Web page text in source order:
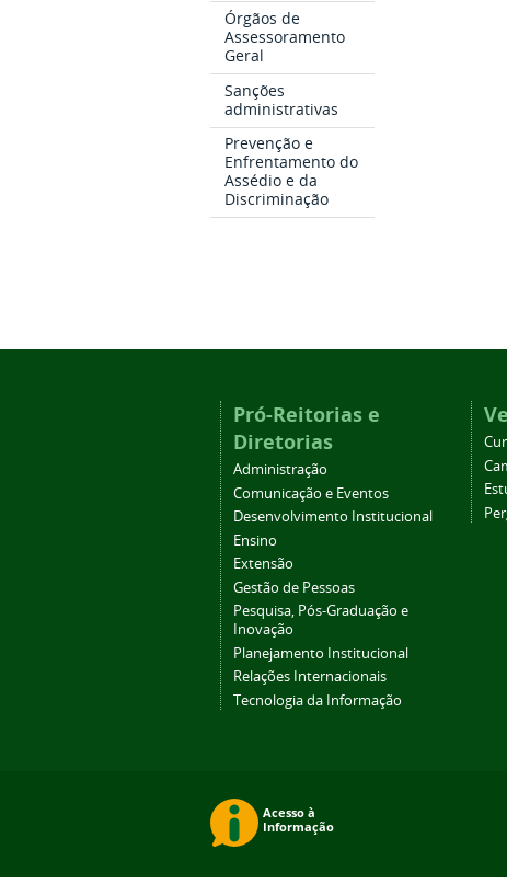
Órgãos de
Assessoramento
Geral
Sanções
administrativas
Prevenção e
Enfrentamento do
Assédio e da
Discriminação
Pró-Reitorias e
Diretorias
Administração
Comunicação e Eventos
Desenvolvimento Institucional
Ensino
Extensão
Gestão de Pessoas
Pesquisa, Pós-Graduação e
Inovação
Planejamento Institucional
Relações Internacionais
Tecnologia da Informação